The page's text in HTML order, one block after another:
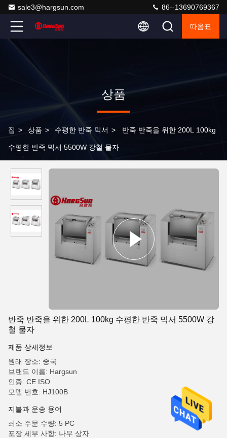
sale3@hargsun.com 86--13690769367
따옴표
상품
집 > 상품 > 수평한 반죽 믹서 > 반죽 반죽을 위한 200L 100kg
수평한 반죽 믹서 5500W 강철 물자
반죽 반죽을 위한 200L 100kg 수평한 반죽 믹서 5500W 강
철 물자
제품 상세정보
원래 장소: 중국
브랜드 이름: Hargsun
인증: CE ISO
모델 번호: HJ100B
지불과 운송 용어
최소 주문 수량: 5 PC
포장 세부 사항: 나무 상자